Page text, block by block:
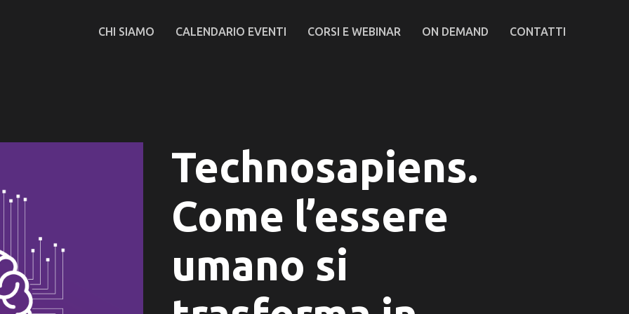
CHI SIAMO CALENDARIO EVENTI CORSI E WEBINAR ON DEMAND CONTATTI
Technosapiens.
Come l’essere
umano si